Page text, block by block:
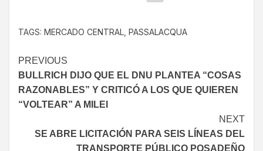
TAGS: MERCADO CENTRAL PASSALACQUA
PREVIOUS
BULLRICH DIJO QUE EL DNU PLANTEA “COSAS
RAZONABLES” Y CRITICÓ A LOS QUE QUIEREN
“VOLTEAR” A MILEI
NEXT
SE ABRE LICITACIÓN PARA SEIS LÍNEAS DEL
TRANSPORTE PÚBLICO POSADEÑO